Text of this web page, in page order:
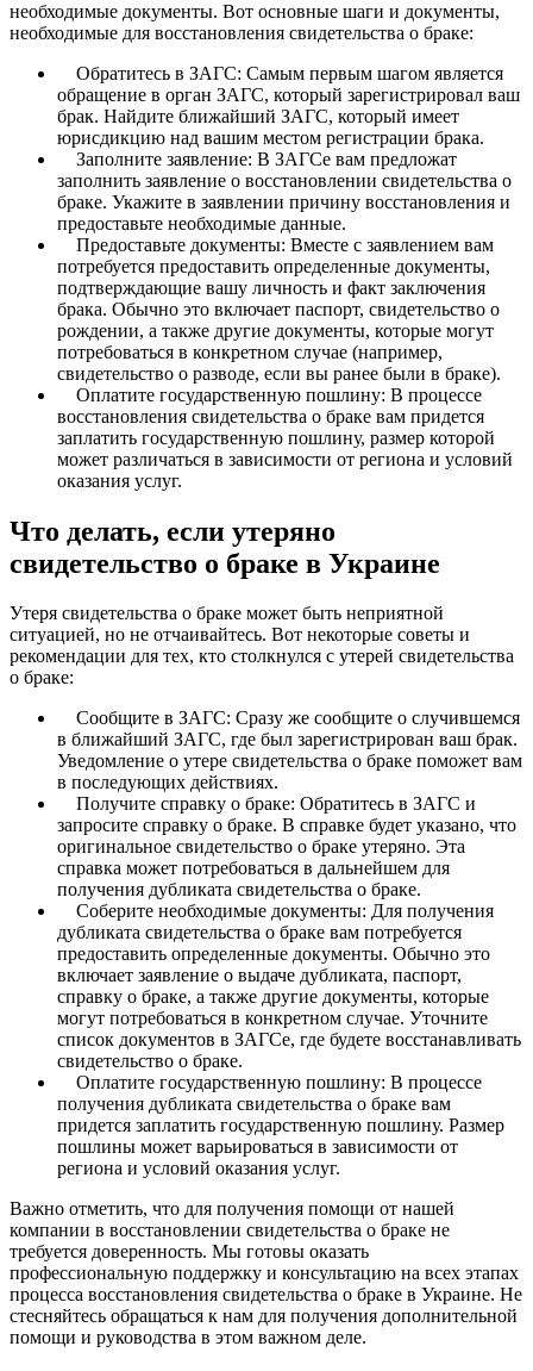
необходимые документы. Вот основные шаги и документы,
необходимые для восстановления свидетельства о браке:
Обратитесь в ЗАГС: Самым первым шагом является
обращение в орган ЗАГС, который зарегистрировал ваш
брак. Найдите ближайший ЗАГС, который имеет
юрисдикцию над вашим местом регистрации брака.
Заполните заявление: В ЗАГСе вам предложат
заполнить заявление о восстановлении свидетельства о
браке. Укажите в заявлении причину восстановления и
предоставьте необходимые данные.
Предоставьте документы: Вместе с заявлением вам
потребуется предоставить определенные документы,
подтверждающие вашу личность и факт заключения
брака. Обычно это включает паспорт, свидетельство о
рождении, а также другие документы, которые могут
потребоваться в конкретном случае (например,
свидетельство о разводе, если вы ранее были в браке).
Оплатите государственную пошлину: В процессе
восстановления свидетельства о браке вам придется
заплатить государственную пошлину, размер которой
может различаться в зависимости от региона и условий
оказания услуг.
Что делать, если утеряно
свидетельство о браке в Украине
Утеря свидетельства о браке может быть неприятной
ситуацией, но не отчаивайтесь. Вот некоторые советы и
рекомендации для тех, кто столкнулся с утерей свидетельства
о браке:
Сообщите в ЗАГС: Сразу же сообщите о случившемся
в ближайший ЗАГС, где был зарегистрирован ваш брак.
Уведомление о утере свидетельства о браке поможет вам
в последующих действиях.
Получите справку о браке: Обратитесь в ЗАГС и
запросите справку о браке. В справке будет указано, что
оригинальное свидетельство о браке утеряно. Эта
справка может потребоваться в дальнейшем для
получения дубликата свидетельства о браке.
Соберите необходимые документы: Для получения
дубликата свидетельства о браке вам потребуется
предоставить определенные документы. Обычно это
включает заявление о выдаче дубликата, паспорт,
справку о браке, а также другие документы, которые
могут потребоваться в конкретном случае. Уточните
список документов в ЗАГСе, где будете восстанавливать
свидетельство о браке.
Оплатите государственную пошлину: В процессе
получения дубликата свидетельства о браке вам
придется заплатить государственную пошлину. Размер
пошлины может варьироваться в зависимости от
региона и условий оказания услуг.
Важно отметить, что для получения помощи от нашей
компании в восстановлении свидетельства о браке не
требуется доверенность. Мы готовы оказать
профессиональную поддержку и консультацию на всех этапах
процесса восстановления свидетельства о браке в Украине. Не
стесняйтесь обращаться к нам для получения дополнительной
помощи и руководства в этом важном деле.